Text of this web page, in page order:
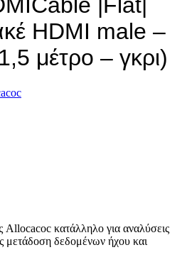
|Flat|
HDMI male –
μέτρο – γκρι)
κατάλληλο για αναλύσεις
μετάδοση δεδομένων ήχου και